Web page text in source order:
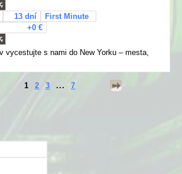
13 dní
First Minute
+0 €
vycestujte s nami do New Yorku – mesta,
1 2 3 ... 7